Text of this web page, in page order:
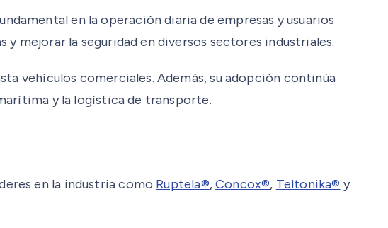
en la operación diaria de empresas y usuarios
mejorar la seguridad en diversos sectores industriales.
vehículos comerciales. Además, su adopción continúa
y la logística de transporte.
en la industria como Ruptela®,Concox®, Teltonika® y